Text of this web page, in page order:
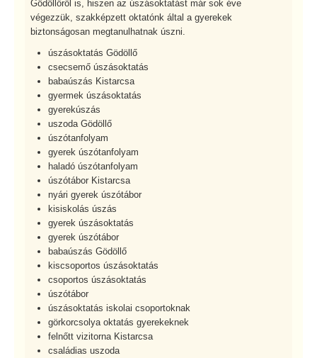
Gödöllőről is, hiszen az úszásoktatást már sok éve
végezzük, szakképzett oktatónk által a gyerekek
biztonságosan megtanulhatnak úszni.
úszásoktatás Gödöllő
csecsemő úszásoktatás
babaúszás Kistarcsa
gyermek úszásoktatás
gyerekúszás
uszoda Gödöllő
úszótanfolyam
gyerek úszótanfolyam
haladó úszótanfolyam
úszótábor Kistarcsa
nyári gyerek úszótábor
kisiskolás úszás
gyerek úszásoktatás
gyerek úszótábor
babaúszás Gödöllő
kiscsoportos úszásoktatás
csoportos úszásoktatás
úszótábor
úszásoktatás iskolai csoportoknak
görkorcsolya oktatás gyerekeknek
felnőtt vizitorna Kistarcsa
családias uszoda